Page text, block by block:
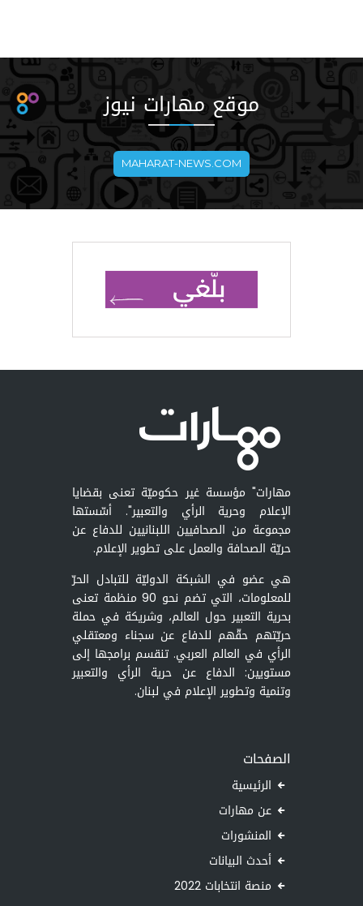
موقع مهارات نيوز
MAHARAT-NEWS.COM
مهارات" مؤسسة غير حكوميّة تعنى بقضايا
الإعلام وحرية الرأي والتعبير". أسّستها
مجموعة من الصحافيين اللبنانيين للدفاع عن
حريّة الصحافة والعمل على تطوير الإعلام.
هي عضو في الشبكة الدوليّة للتبادل الحرّ
للمعلومات، التي تضم نحو 90 منظمة تعنى
بحرية التعبير حول العالم، وشريكة في حملة
حريّتهم حقّهم للدفاع عن سجناء ومعتقلي
الرأي في العالم العربي. تنقسم برامجها إلى
مستويين: الدفاع عن حرية الرأي والتعبير
وتنمية وتطوير الإعلام في لبنان.
الصفحات
الرئيسية
عن مهارات
المنشورات
أحدث البيانات
منصة انتخابات 2022